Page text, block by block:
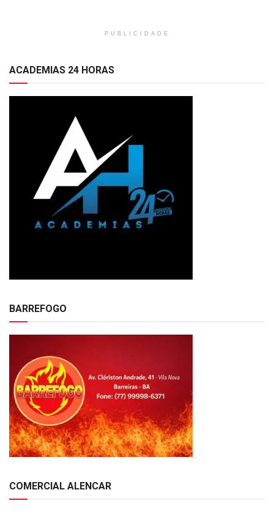
PUBLICIDADE
ACADEMIAS 24 HORAS
BARREFOGO
COMERCIAL ALENCAR